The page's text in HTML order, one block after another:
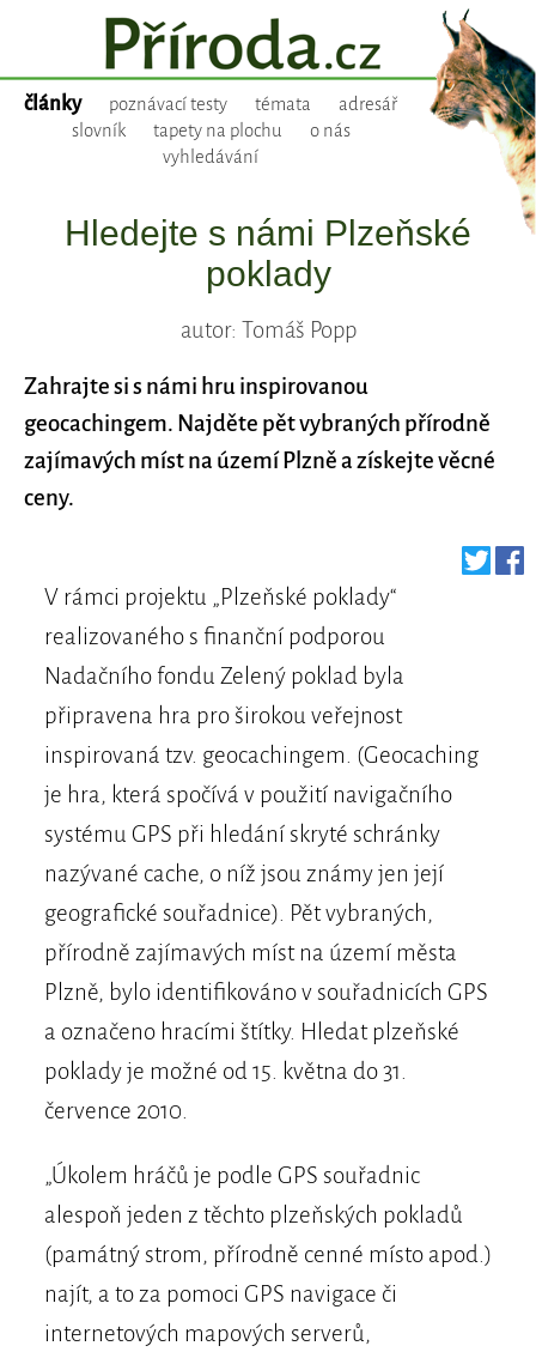
články poznávací testy témata
adresář
slovník
tapety na plochu
o nás
vyhledávání
Hledejte s námi Plzeňské
poklady
autor: Tomáš Popp
Zahrajte si s námi hru inspirovanou
geocachingem. Najděte pět vybraných přírodně
zajímavých míst na území Plzně a získejte věcné
ceny.
V rámci projektu „Plzeňské poklady“
realizovaného s finanční podporou
Nadačního fondu Zelený poklad byla
připravena hra pro širokou veřejnost
inspirovaná tzv. geocachingem. (Geocaching
je hra, která spočívá v použití navigačního
systému GPS při hledání skryté schránky
nazývané cache, o níž jsou známy jen její
geografické souřadnice). Pět vybraných,
přírodně zajímavých míst na území města
Plzně, bylo identifikováno v souřadnicích GPS
a označeno hracími štítky. Hledat plzeňské
poklady je možné od 15. května do 31.
července 2010.
„Úkolem hráčů je podle GPS souřadnic
alespoň jeden z těchto plzeňských pokladů
(památný strom, přírodně cenné místo apod.)
najít, a to za pomoci GPS navigace či
internetových mapových serverů,